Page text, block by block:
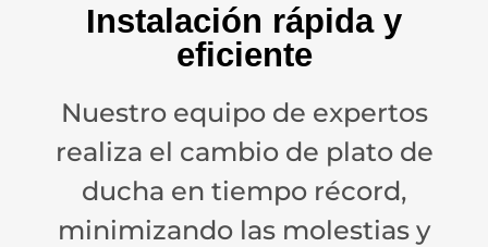
Instalación rápida y
eficiente
Nuestro equipo de expertos
realiza el cambio de plato de
ducha en tiempo récord,
minimizando las molestias y